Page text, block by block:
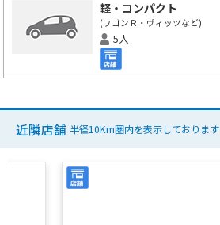
軽・コンパクト
(ワゴンＲ・ヴィッツなど)
5人
近隣店舗 半径10Km圏内を表示しております